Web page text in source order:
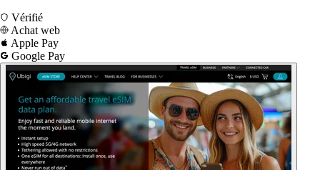
Vérifié
Achat web
Apple Pay
Google Pay